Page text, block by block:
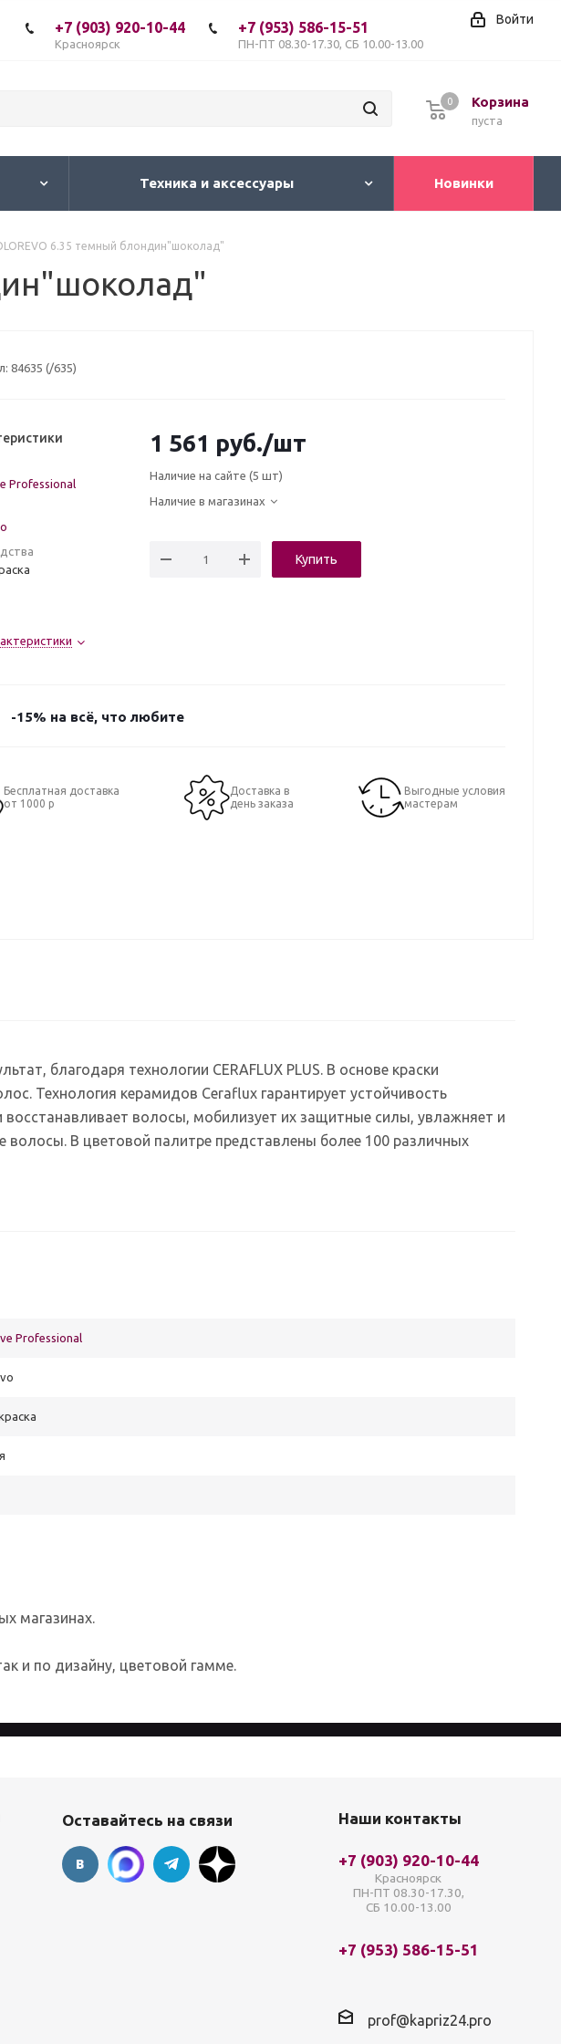
Войти
+7 (903) 920-10-44
Красноярск
+7 (953) 586-15-51
ПН-ПТ 08.30-17.30, СБ 10.00-13.00
Корзина
пуста
0
Техника и аксессуары Новинки
6.35 темный блондин"шоколад"
84635 (/635)
Professional
1 561 руб./шт
Наличие на сайте (5 шт)
Наличие в магазинах
Купить
-15% на всё, что любите
Бесплатная доставка
от 1000 р
Доставка в
день заказа
Выгодные условия
мастерам
благодаря технологии CERAFLUX PLUS. В основе краски
Технология керамидов Ceraflux гарантирует устойчивость
волосы, мобилизует их защитные силы, увлажняет и
В цветовой палитре представлены более 100 различных
Professional
магазинах.
и по дизайну, цветовой гамме.
Оставайтесь на связи Наши контакты
+7 (903) 920-10-44
Красноярск
ПН-ПТ 08.30-17.30,
СБ 10.00-13.00
+7 (953) 586-15-51
prof@kapriz24.pro